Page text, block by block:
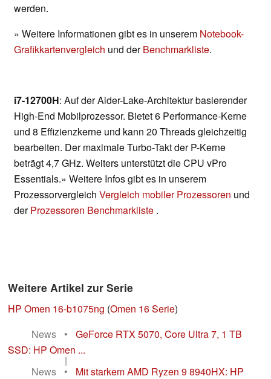
werden.
» Weitere Informationen gibt es in unserem Notebook-
Grafikkartenvergleich und derBenchmarkliste.
i7-12700H: Auf der Alder-Lake-Architektur basierender
High-End Mobilprozessor. Bietet 6 Performance-Kerne
und 8 Effizienzkerne und kann 20 Threads gleichzeitig
bearbeiten. Der maximale Turbo-Takt der P-Kerne
beträgt 4,7 GHz. Weiters unterstützt die CPU vPro
Essentials.» Weitere Infos gibt es in unserem
Prozessorvergleich Vergleich mobiler Prozessoren und
derProzessoren Benchmarkliste .
Weitere Artikel zur Serie
HP Omen 16-b1075ng (Omen 16 Serie)
News
•
GeForce RTX 5070, Core Ultra 7, 1 TB
SSD: HP Omen ...
|
News
•
Mit starkem AMD Ryzen 9 8940HX: HP